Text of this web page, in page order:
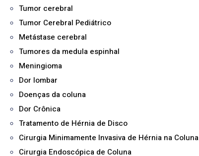
Tumor cerebral
Tumor Cerebral Pediátrico
Metástase cerebral
Tumores da medula espinhal
Meningioma
Dor lombar
Doenças da coluna
Dor Crônica
Tratamento de Hérnia de Disco
Cirurgia Minimamente Invasiva de Hérnia na Coluna
Cirurgia Endoscópica de Coluna